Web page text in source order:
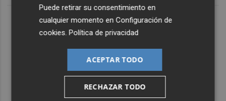
Puede retirar su consentimiento en
cualquier momento enConfiguración de
cookies .Política de privacidad
ACEPTAR TODO
RECHAZAR TODO